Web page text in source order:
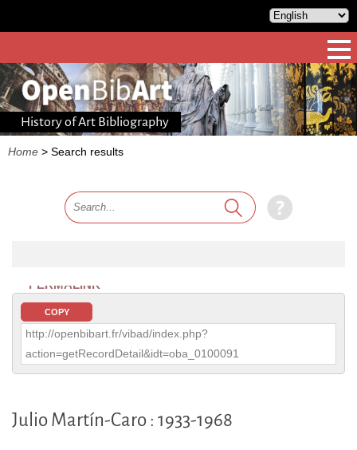
History of Art Bibliography
Home > Search results
PERMALINK
COPY
http://openbibart.fr/vibad/index.php?
action=getRecordDetail&idt=oba_0100091
Julio Martín-Caro : 1933-1968